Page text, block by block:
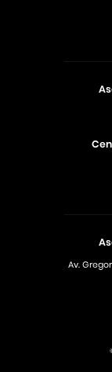
Av.